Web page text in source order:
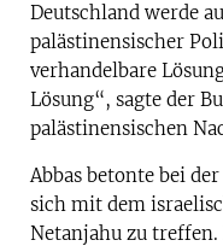
Deutschland werde
palästinensischer
verhandelbare
Lösung“, sagte der
palästinensischen
Abbas betonte bei
sich mit dem
Netanjahu zu